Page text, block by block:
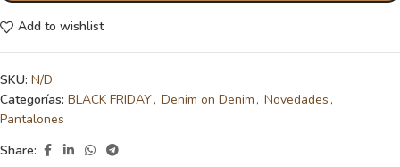
Add to wishlist
SKU: N/D
Categorías: BLACK FRIDAY, Denim on Denim , Novedades ,
Pantalones
Share: